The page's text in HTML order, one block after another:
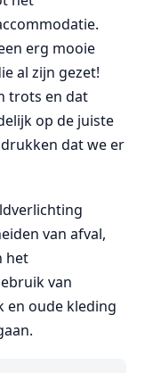
erg mooie
al zijn gezet!
trots en dat
op de juiste
dat we er
van afval,
het
van
en oude kleding